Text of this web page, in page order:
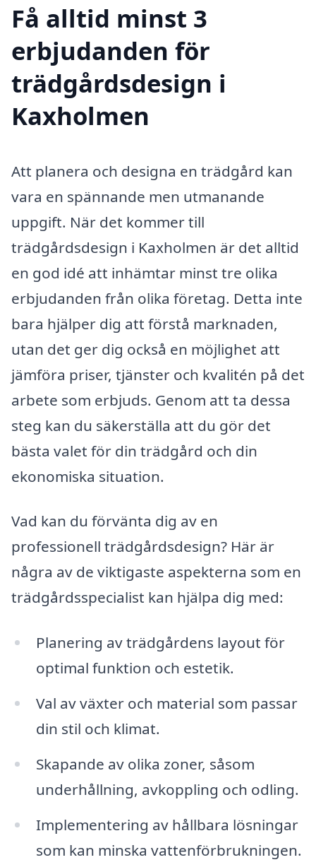
Få alltid minst 3
erbjudanden för
trädgårdsdesign i
Kaxholmen
Att planera och designa en trädgård kan
vara en spännande men utmanande
uppgift. När det kommer till
trädgårdsdesign i Kaxholmen är det alltid
en god idé att inhämtar minst tre olika
erbjudanden från olika företag. Detta inte
bara hjälper dig att förstå marknaden,
utan det ger dig också en möjlighet att
jämföra priser, tjänster och kvalitén på det
arbete som erbjuds. Genom att ta dessa
steg kan du säkerställa att du gör det
bästa valet för din trädgård och din
ekonomiska situation.
Vad kan du förvänta dig av en
professionell trädgårdsdesign? Här är
några av de viktigaste aspekterna som en
trädgårdsspecialist kan hjälpa dig med:
Planering av trädgårdens layout för
optimal funktion och estetik.
Val av växter och material som passar
din stil och klimat.
Skapande av olika zoner, såsom
underhållning, avkoppling och odling.
Implementering av hållbara lösningar
som kan minska vattenförbrukningen.